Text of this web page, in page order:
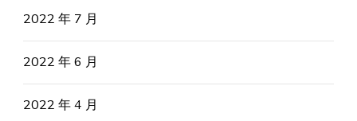
2022 年 7 月
2022 年 6 月
2022 年 4 月